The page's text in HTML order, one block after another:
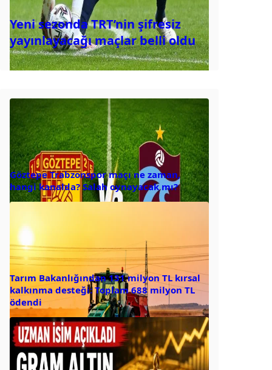
Yeni sezonda TRT’nin şifresiz
yayınlayacağı maçlar belli oldu
Göztepe Trabzonspor maçı ne zaman,
hangi kanalda? Salah oynayacak mı?
Tarım Bakanlığından 131 milyon TL kırsal
kalkınma desteği: Toplam 688 milyon TL
ödendi